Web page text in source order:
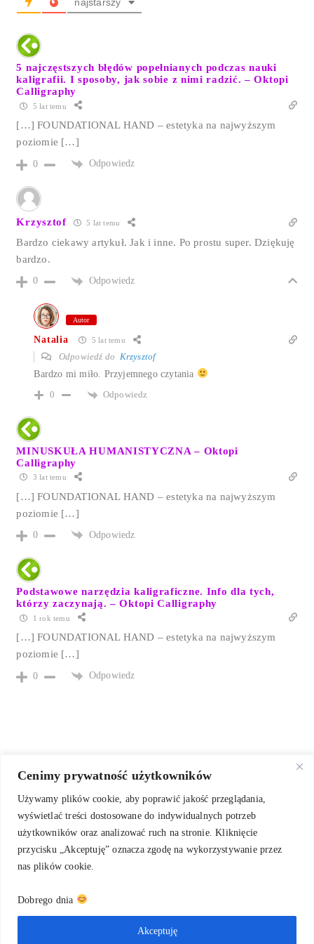
Cenimy prywatność użytkowników
Używamy plików cookie, aby poprawić jakość przeglądania,
wyświetlać treści dostosowane do indywidualnych potrzeb
użytkowników oraz analizować ruch na stronie. Kliknięcie
przycisku „Akceptuję” oznacza zgodę na wykorzystywanie przez
nas plików cookie.
Dobrego dnia
Akceptuję
5 najczęstszych błędów popełnianych podczas nauki
kaligrafii. I sposoby, jak sobie z nimi radzić. – Oktopi
Calligraphy
5 lat temu
[…] FOUNDATIONAL HAND – estetyka na najwyższym
poziomie […]
0 Odpowiedz
Krzysztof 5 lat temu
Bardzo ciekawy artykuł. Jak i inne. Po prostu super. Dziękuję
bardzo.
0 Odpowiedz
Autor
Natalia 5 lat temu
Odpowiedź do Krzysztof
Bardzo mi miło. Przyjemnego czytania
0
Odpowiedz
MINUSKUŁA HUMANISTYCZNA – Oktopi
Calligraphy
3 lat temu
[…] FOUNDATIONAL HAND – estetyka na najwyższym
poziomie […]
0 Odpowiedz
Podstawowe narzędzia kaligraficzne. Info dla tych,
którzy zaczynają. – Oktopi Calligraphy
1 rok temu
[…] FOUNDATIONAL HAND – estetyka na najwyższym
poziomie […]
0 Odpowiedz
Kaligrafia na zamówienie Warsztaty kaligrafii